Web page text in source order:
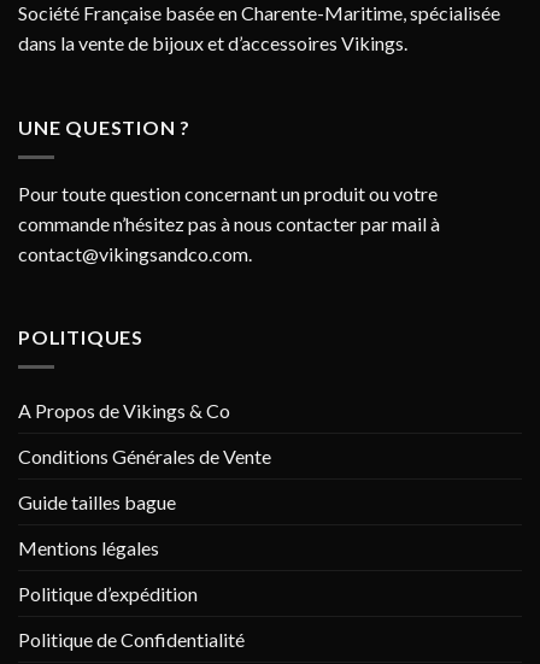
Société Française basée en Charente-Maritime, spécialisée
dans la vente de bijoux et d’accessoires Vikings.
UNE QUESTION ?
Pour toute question concernant un produit ou votre
commande n’hésitez pas à nous contacter par mail à
contact@vikingsandco.com
POLITIQUES
A Propos de Vikings & Co
Conditions Générales de Vente
Guide tailles bague
Mentions légales
Politique d’expédition
Politique de Confidentialité